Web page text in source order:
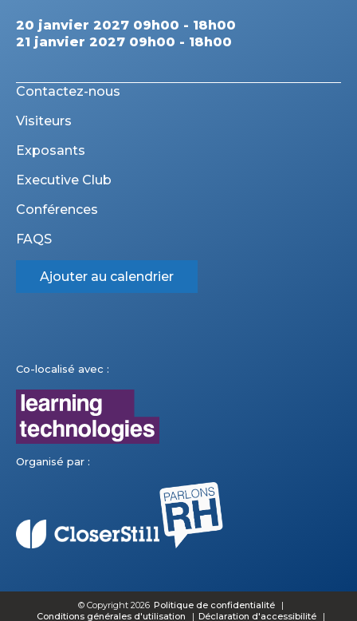
20 janvier 2027 09h00 - 18h00
21 janvier 2027 09h00 - 18h00
Contactez-nous
Visiteurs
Exposants
Executive Club
Conférences
FAQS
Ajouter au calendrier
Co-localisé avec :
Organisé par :
© Copyright 2026 Politique de confidentialité
Conditions générales d'utilisation
Déclaration d'accessibilité